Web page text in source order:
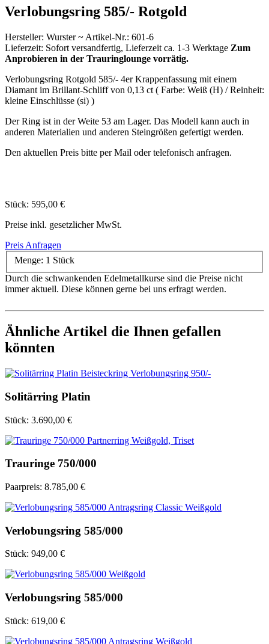
Verlobungsring 585/- Rotgold
Hersteller: Wurster ~ Artikel-Nr.: 601-6
Lieferzeit: Sofort versandfertig, Lieferzeit ca. 1-3 Werktage Zum
Anprobieren in der Trauringlounge vorrätig.
Verlobungsring Rotgold 585/- 4er Krappenfassung mit einem
Diamant im Brillant-Schliff von 0,13 ct ( Farbe: Weiß (H) / Reinheit:
kleine Einschlüsse (si) )
Der Ring ist in der Weite 53 am Lager. Das Modell kann auch in
anderen Materialien und anderen Steingrößen gefertigt werden.
Den aktuellen Preis bitte per Mail oder telefonisch anfragen.
Stück: 595,00 €
Preise inkl. gesetzlicher MwSt.
Preis Anfragen
Menge: 1 Stück
Durch die schwankenden Edelmetallkurse sind die Preise nicht
immer aktuell. Diese können gerne bei uns erfragt werden.
Ähnliche Artikel die Ihnen gefallen
könnten
Solitärring Platin
Stück: 3.690,00 €
Trauringe 750/000
Paarpreis: 8.785,00 €
Verlobungsring 585/000
Stück: 949,00 €
Verlobungsring 585/000
Stück: 619,00 €